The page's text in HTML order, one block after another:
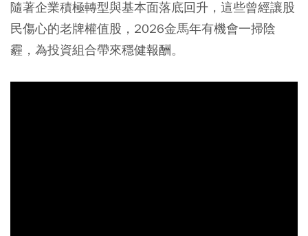
隨著企業積極轉型與基本面落底回升，這些曾經讓股
民傷心的老牌權值股，2026金馬年有機會一掃陰
霾，為投資組合帶來穩健報酬。